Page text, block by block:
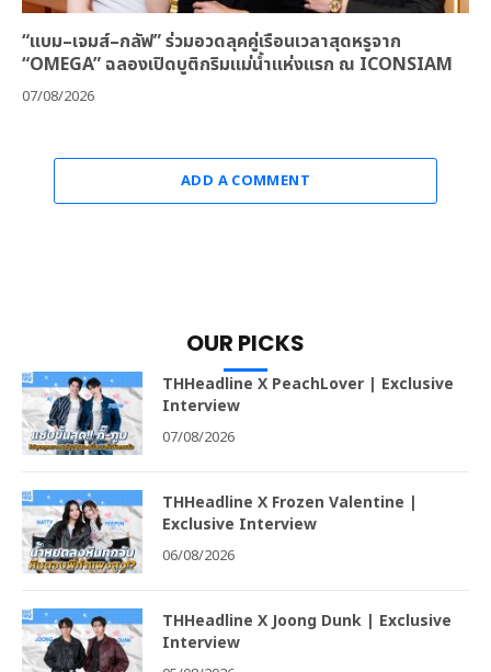
“แบม–เจมส์–กลัฟ” ร่วมอวดลุคคู่เรือนเวลาสุดหรูจาก
“OMEGA” ฉลองเปิดบูติกริมแม่น้ำแห่งแรก ณ ICONSIAM
07/08/2026
ADD A COMMENT
OUR PICKS
THHeadline X PeachLover | Exclusive
Interview
07/08/2026
THHeadline X Frozen Valentine |
Exclusive Interview
06/08/2026
THHeadline X Joong Dunk | Exclusive
Interview